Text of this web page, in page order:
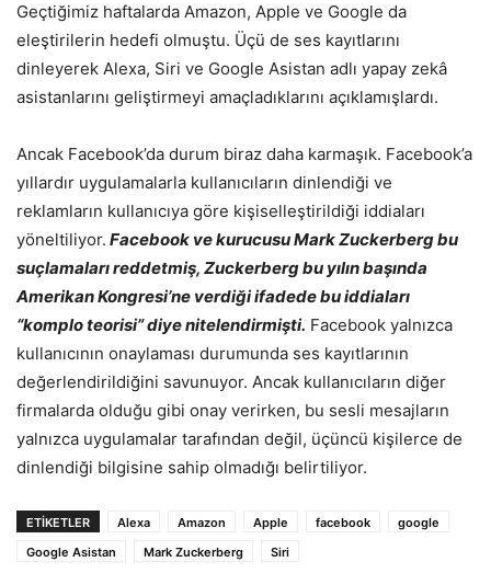
Geçtiğimiz haftalarda Amazon, Apple ve Google da
eleştirilerin hedefi olmuştu. Üçü de ses kayıtlarını
dinleyerek Alexa, Siri ve Google Asistan adlı yapay zekâ
asistanlarını geliştirmeyi amaçladıklarını açıklamışlardı.
Ancak Facebook’da durum biraz daha karmaşık. Facebook’a
yıllardır uygulamalarla kullanıcıların dinlendiği ve
reklamların kullanıcıya göre kişiselleştirildiği iddiaları
yöneltiliyor. Facebook ve kurucusu Mark Zuckerberg bu
suçlamaları reddetmiş, Zuckerberg bu yılın başında
Amerikan Kongresi’ne verdiği ifadede bu iddiaları
“komplo teorisi” diye nitelendirmişti. Facebook yalnızca
kullanıcının onaylaması durumunda ses kayıtlarının
değerlendirildiğini savunuyor. Ancak kullanıcıların diğer
firmalarda olduğu gibi onay verirken, bu sesli mesajların
yalnızca uygulamalar tarafından değil, üçüncü kişilerce de
dinlendiği bilgisine sahip olmadığı belirtiliyor.
ETIKETLER Alexa Amazon Apple facebook
google
Google Asistan
Mark Zuckerberg Siri